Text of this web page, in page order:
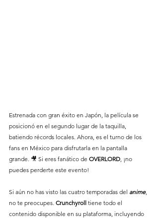
Estrenada con gran éxito en Japón, la película se
posicionó en el segundo lugar de la taquilla,
batiendo récords locales. Ahora, es el turno de los
fans en México para disfrutarla en la pantalla
grande. 🎥 Si eres fanático de OVERLORD , ¡no
puedes perderte este evento!
Si aún no has visto las cuatro temporadas del anime,
no te preocupes. Crunchyroll tiene todo el
contenido disponible en su plataforma, incluyendo